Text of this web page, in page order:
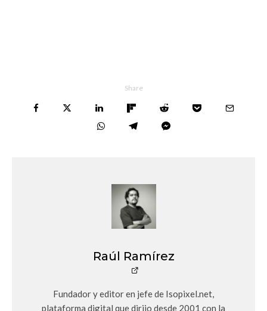
Share
Raúl Ramírez
Fundador y editor en jefe de Isopixel.net,
plataforma digital que dirijo desde 2001 con la